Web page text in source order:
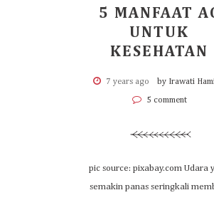
5 MANFAAT
UNTUK
KESEHATAN
7 years ago by Irawati
5 comment
pic source: pixabay.com Udara
semakin panas seringkali